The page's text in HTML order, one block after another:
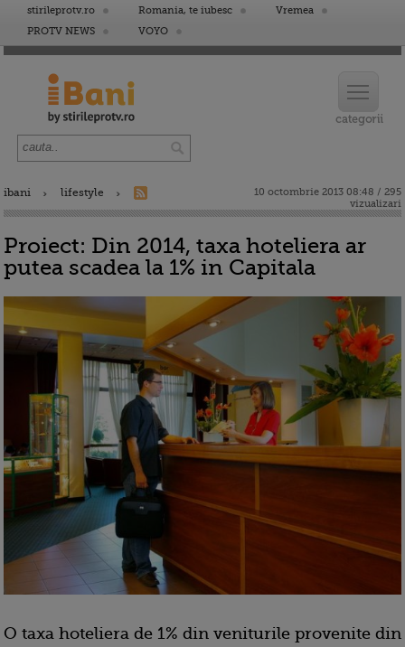
stirileprotv.ro Romania, te iubesc
Vremea
PROTV NEWS
VOYO
ibani lifestyle
10 octombrie 2013 08:48 / 295
vizualizari
Proiect: Din 2014, taxa hoteliera ar
putea scadea la 1% in Capitala
O taxa hoteliera de 1% din veniturile provenite din